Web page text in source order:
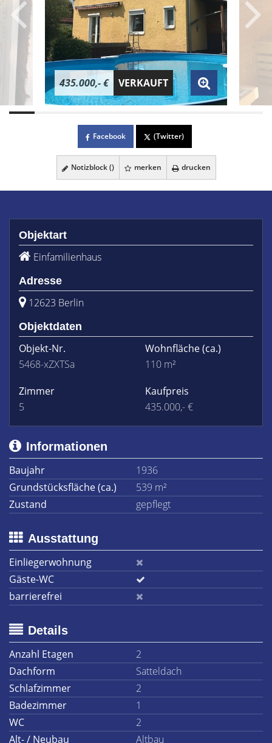
435.000,- € VERKAUFT
Facebook (Twitter)
Notizblock () merken drucken
Objektart
Einfamilienhaus
Adresse
12623 Berlin
Objektdaten
Objekt-Nr.
5468-xZXTSa
Wohnfläche(ca.)
110 m²
Zimmer
5
Kaufpreis
435.000,- €
Informationen
Baujahr
1936
Grundstücksfläche (ca.)
539 m²
Zustand
gepflegt
Ausstattung
Einliegerwohnung
Gäste-WC
barrierefrei
Details
Anzahl Etagen
2
Dachform
Satteldach
Schlafzimmer
2
Badezimmer
1
WC
2
Alt- / Neubau
Altbau